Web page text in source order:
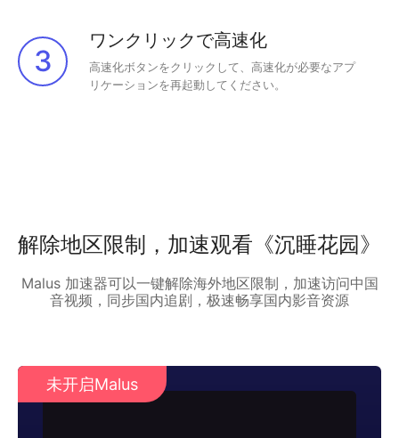
3
ワンクリックで高速化
高速化ボタンをクリックして、高速化が必要なアプ
リケーションを再起動してください。
解除地区限制，加速观看《沉睡花园》
Malus 加速器可以一键解除海外地区限制，加速访问中国
音视频，同步国内追剧，极速畅享国内影音资源
未开启Malus